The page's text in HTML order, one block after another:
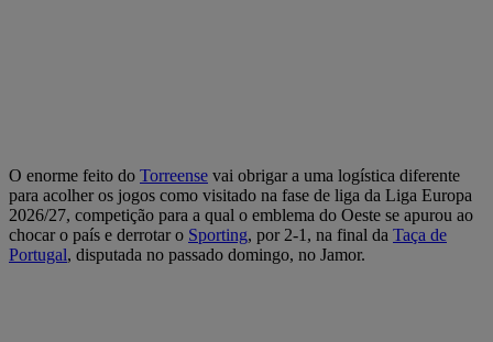
O enorme feito do Torreense vai obrigar a uma logística diferente
para acolher os jogos como visitado na fase de liga da Liga Europa
2026/27, competição para a qual o emblema do Oeste se apurou ao
chocar o país e derrotar o Sporting, por 2-1, na final da Taça de
Portugal, disputada no passado domingo, no Jamor.